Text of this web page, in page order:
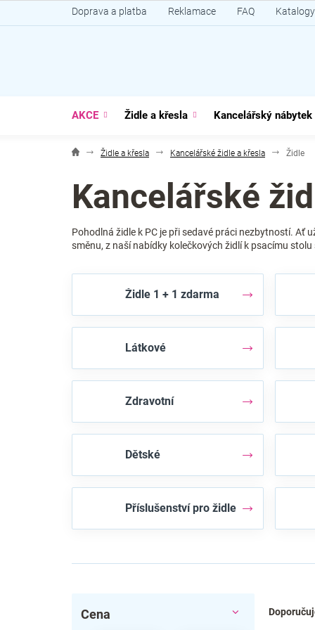
na
Doprava a platba Reklamace FAQ Katalogy
AKCE Židle a křesla Kancelářský nábytek
Židle a křesla Kancelářské židle a křesla Židle
Kancelářské
Pohodlná židle k PC je při sedavé práci nezbytností. Ať
směnu, z naší nabídky kolečkových židlí k psacímu stolu
Židle 1 + 1 zdarma
Látkové
Zdravotní
Dětské
Příslušenství pro židle
Cena
a